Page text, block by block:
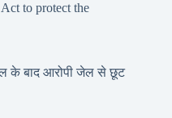
to protect the
के बाद आरोपी जेल से छूट